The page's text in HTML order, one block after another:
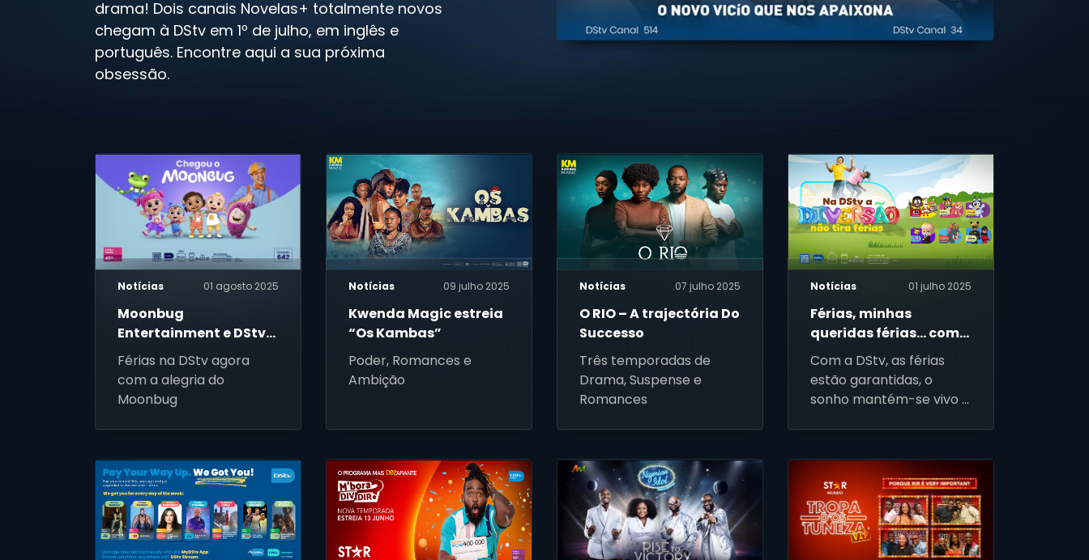
drama! Dois canais Novelas+ totalmente novos
chegam à DStv em 1º de julho, em inglês e
português. Encontre aqui a sua próxima
obsessão.
Notícias 01 agosto 2025
Moonbug
Entertainment e DStv
lançam o primeiro
canal Moonbug em
Portuguesa
Férias na DStv agora
com a alegria do
Moonbug
Notícias 09 julho 2025
Kwenda Magic estreia
“Os Kambas”
Poder, Romances e
Ambição
Notícias 07 julho 2025
O RIO – A trajectória Do
Successo
Três temporadas de
Drama, Suspense e
Romances
Notícias 01 julho 2025
Férias, minhas
queridas férias… com
a DStv!
Com a DStv, as férias
estão garantidas, o
sonho mantém-se vivo e
alegres.